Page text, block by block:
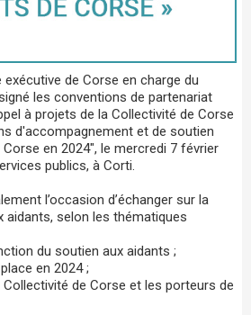
les conventions de partenariat
à projets de la Collectivité de Corse
d'accompagnement et de soutien
en 2024", le mercredi 7 février
publics, à Corti.
l’occasion d’échanger sur la
aidants, selon les thématiques
du soutien aux aidants ;
en 2024 ;
Collectivité de Corse et les porteurs de